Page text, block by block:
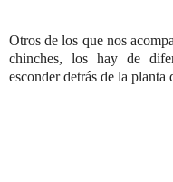
Otros de los que nos
chinches, los hay de
esconder detrás de la planta